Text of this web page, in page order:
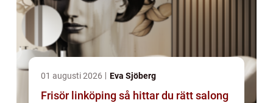
01 augusti 2026 Eva Sjöberg
Frisör linköping så hittar du rätt salong